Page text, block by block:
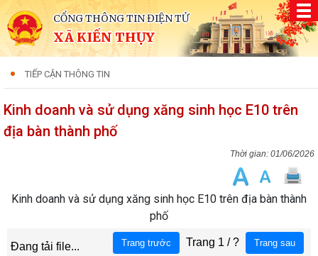
CỔNG THÔNG TIN ĐIỆN TỬ
XÃ KIẾN THỤY
TIẾP CẬN THÔNG TIN
Kinh doanh và sử dụng xăng sinh học E10 trên
địa bàn thành phố
01/06/2026
Kinh doanh và sử dụng xăng sinh học E10 trên địa bàn thành
phố